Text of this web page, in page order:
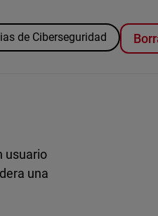
de Ciberseguridad
usuario
una